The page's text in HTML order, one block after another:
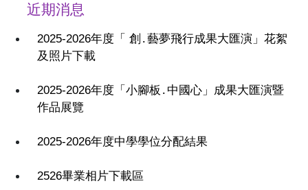
近期消息
2025-2026年度「 創․藝夢飛行成果大匯演」花絮
及照片下載
2025-2026年度「小腳板․中國心」成果大匯演暨
作品展覽
2025-2026年度中學學位分配結果
2526畢業相片下載區